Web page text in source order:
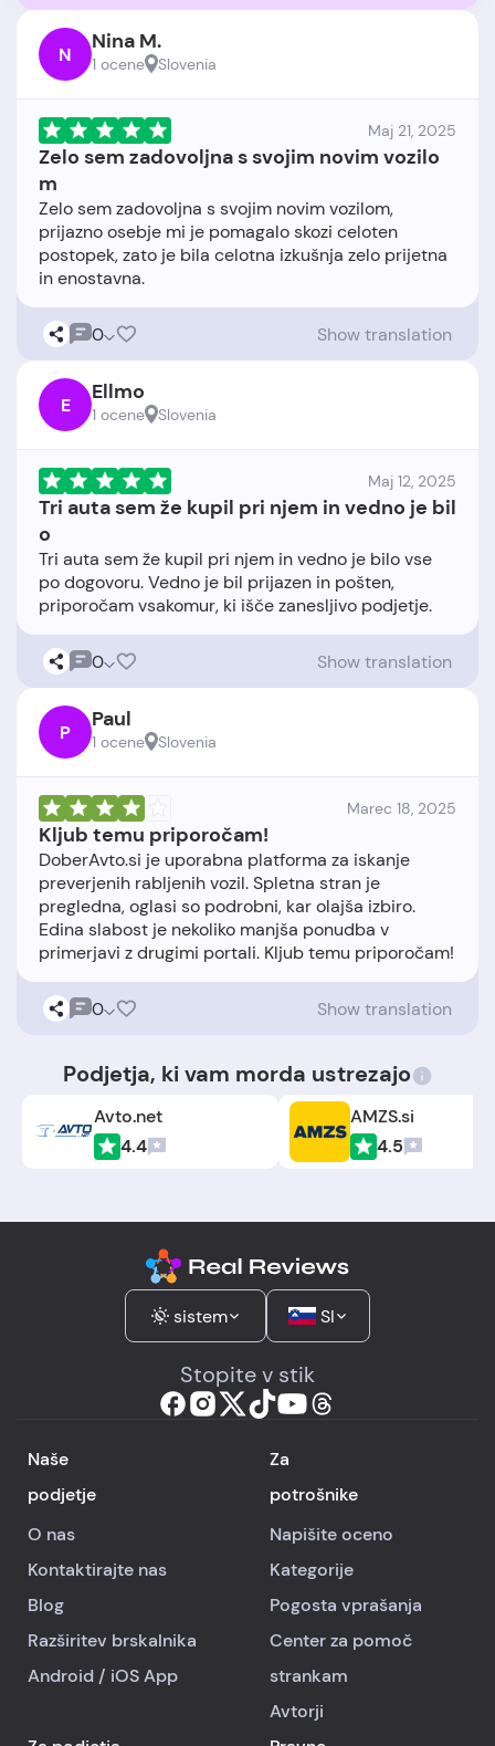
N Nina M.
1 ocene Slovenia
Maj 21, 2025
Zelo sem zadovoljna s svojim novim vozilo
m
Zelo sem zadovoljna s svojim novim vozilom,
prijazno osebje mi je pomagalo skozi celoten
postopek, zato je bila celotna izkušnja zelo prijetna
0 Show translation
E Ellmo
1 ocene Slovenia
Maj 12, 2025
Tri auta sem že kupil pri njem in vedno je bil
o
Tri auta sem že kupil pri njem in vedno je bilo vse
po dogovoru. Vedno je bil prijazen in pošten,
0 Show translation
P Paul
1 ocene Slovenia
Marec 18, 2025
Kljub temu priporočam!
DoberAvto.si je uporabna platforma za iskanje
preverjenih rabljenih vozil. Spletna stran je
pregledna, oglasi so podrobni, kar olajša izbiro.
Edina slabost je nekoliko manjša ponudba v
0 Show translation
Podjetja, ki vam morda ustrezajo
Avto.net
4.4
AMZS.si
4.5
sistem SI
Stopite v stik
Naše
podjetje
O nas
Kontaktirajte nas
Blog
Razširitev brskalnika
Android / iOSApp
Za
potrošnike
Napišite oceno
Kategorije
Pogosta vprašanja
Center za pomoč
strankam
Avtorji